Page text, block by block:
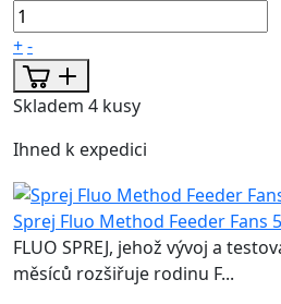
+-
Skladem 4 kusy
Ihned k expedici
Sprej Fluo Method Feeder Fans
FLUO SPREJ, jehož vývoj a
měsíců rozšiřuje rodinu F...